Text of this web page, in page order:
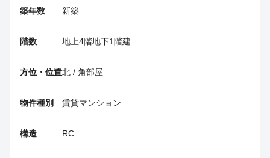
築年数 新築
階数 地上4階地下1階建
方位・位置北 / 角部屋
物件種別 賃貸マンション
構造 RC